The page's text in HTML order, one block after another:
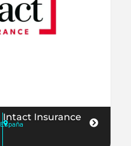
Intact Insurance
España